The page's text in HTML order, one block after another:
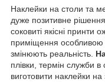
Наклейки на столи та
дуже позитивне
соковиті якісні
приміщення
змінюють реальність.
плівки, термін служби
виготовити наклейки